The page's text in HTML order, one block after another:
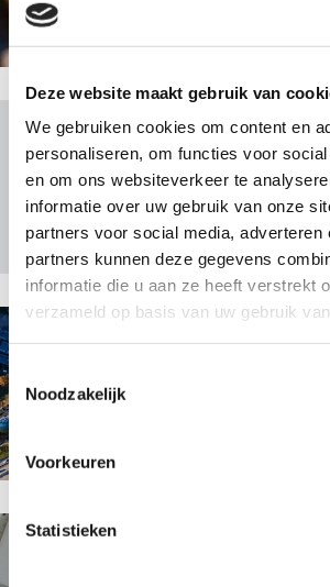
Deze website maakt gebruik van
We gebruiken cookies om content en
personaliseren, om functies voor
en om ons websiteverkeer te
informatie over uw gebruik van onze
partners voor social media, adverteren
partners kunnen deze gegevens
informatie die u aan ze heeft verstrekt
verzameld op basis van uw gebruik
Toestemmingsselectie
Noodzakelijk
Voorkeuren
Statistieken
ADR/ ADN /
Warehouse &